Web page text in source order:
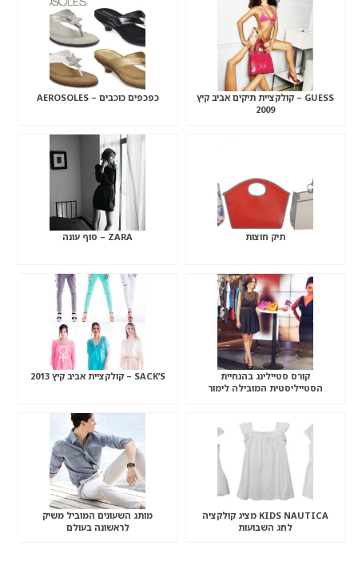
GUESS – קולקציית תיקים אביב קיץ
2009
כפכפים כוכבים – AEROSOLES
תיק חוצות ZARA – סוף עונה
קורס סטיילינג בהנחיית
הסטייליסטית המובילה לימור
SACK’S – קולקציית אביב קיץ 2013
KIDS NAUTICA מציג קולקציה
לחג השבועות
מותג השעונים המוביל משיק
לראשונה בעולם